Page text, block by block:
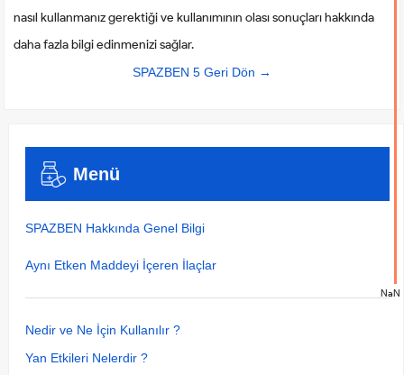
nasıl kullanmanız gerektiği ve kullanımının olası sonuçları hakkında
daha fazla bilgi edinmenizi sağlar.
SPAZBEN 5 Geri Dön →
Menü
SPAZBEN Hakkında Genel Bilgi
Aynı Etken Maddeyi İçeren İlaçlar
Nedir ve Ne İçin Kullanılır ?
Yan Etkileri Nelerdir ?
NaN